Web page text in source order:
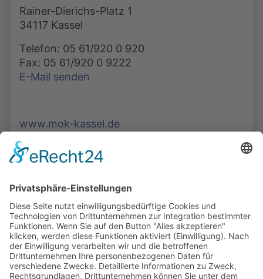
Rainer-Dierichs-Platz 1
34117 Kassel
Telefon: 05 61/920 0 920
Fax: 05 61/920 0 9222
E-Mail senden
www.mok-kassel.de
Podcasts, Themen und Informationen.
Entdecken Sie unser Forum für Medien, Bildung
und Demokratie - jederzeit und überall
verfügbar.